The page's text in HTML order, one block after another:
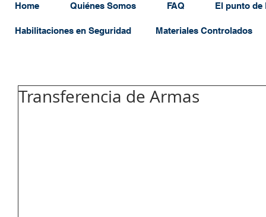
Home Quiénes Somos FAQ El punto de
Habilitaciones en Seguridad Materiales Controlados
Transferencia de Armas